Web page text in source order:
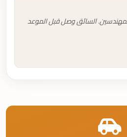
السائق وصل قبل الموعد